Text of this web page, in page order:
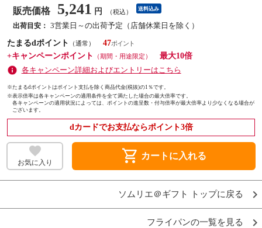
販売価格 5,241 円 （税込） 送料込み
出荷目安： 3営業日～の出荷予定（店舗休業日を除く）
たまるdポイント
（通常）
47
+キャンペーンポイント
（期間・用途限定）
最大10倍
各キャンペーン詳細およびエントリーはこちら
※たまるdポイントはポイント支払を除く商品代金(税抜)の1％です。
※表示倍率は各キャンペーンの適用条件を全て満たした場合の最大倍率です。
各キャンペーンの適用状況によっては、ポイントの進呈数・付与倍率が最大倍率より少なくなる場合が
ございます。
dカードでお支払ならポイント3倍
お気に入り shopping_cart カートに入れる
ソムリエ＠ギフト トップに戻る
フライパンの一覧を見る